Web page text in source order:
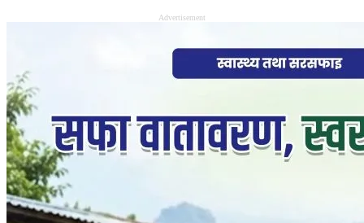
Advertisement